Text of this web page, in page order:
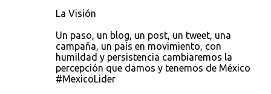
La Visión
Un paso, un blog, un post, un tweet, una
campaña, un país en movimiento, con
humildad y persistencia cambiaremos la
percepción que damos y tenemos de México
#MexicoLider